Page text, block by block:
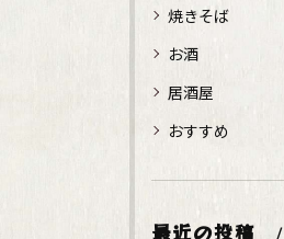
焼きそば
お酒
居酒屋
おすすめ
最近の投稿